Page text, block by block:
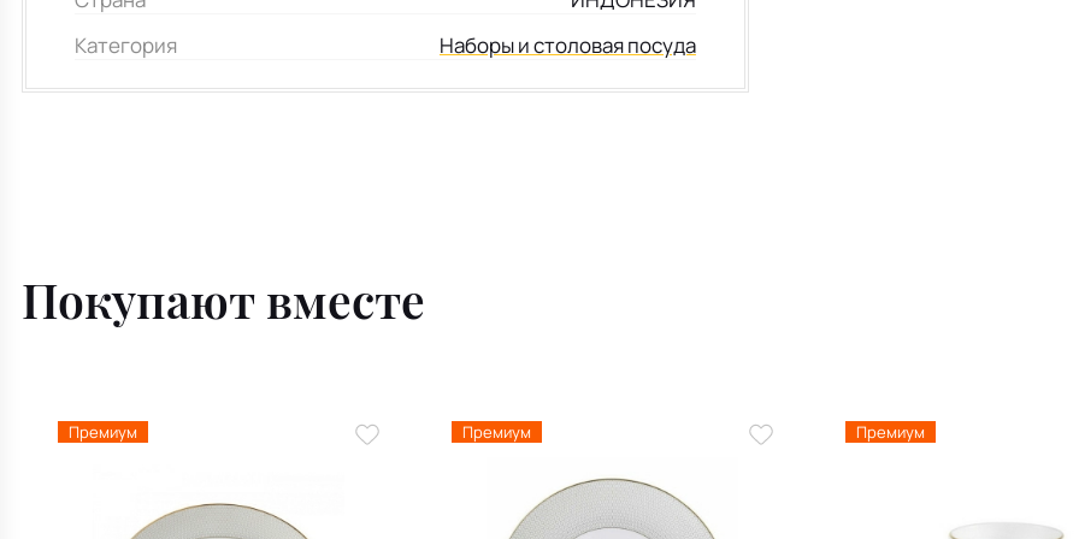
Категория
Наборы и столовая посуда
Покупают вместе
Премиум Премиум Премиум